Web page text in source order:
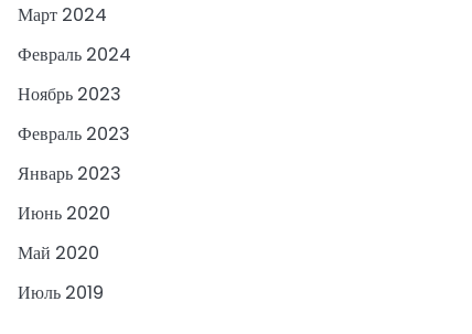
Март 2024
Февраль 2024
Ноябрь 2023
Февраль 2023
Январь 2023
Июнь 2020
Май 2020
Июль 2019